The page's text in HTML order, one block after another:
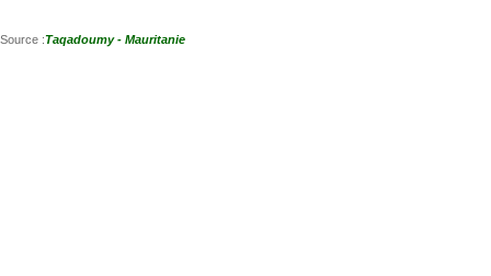
Source :Taqadoumy - Mauritanie